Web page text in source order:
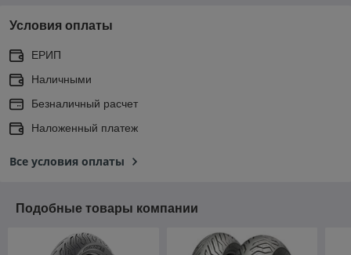
Условия оплаты
ЕРИП
Наличными
Безналичный расчет
Наложенный платеж
Все условия оплаты
Подобные товары компании